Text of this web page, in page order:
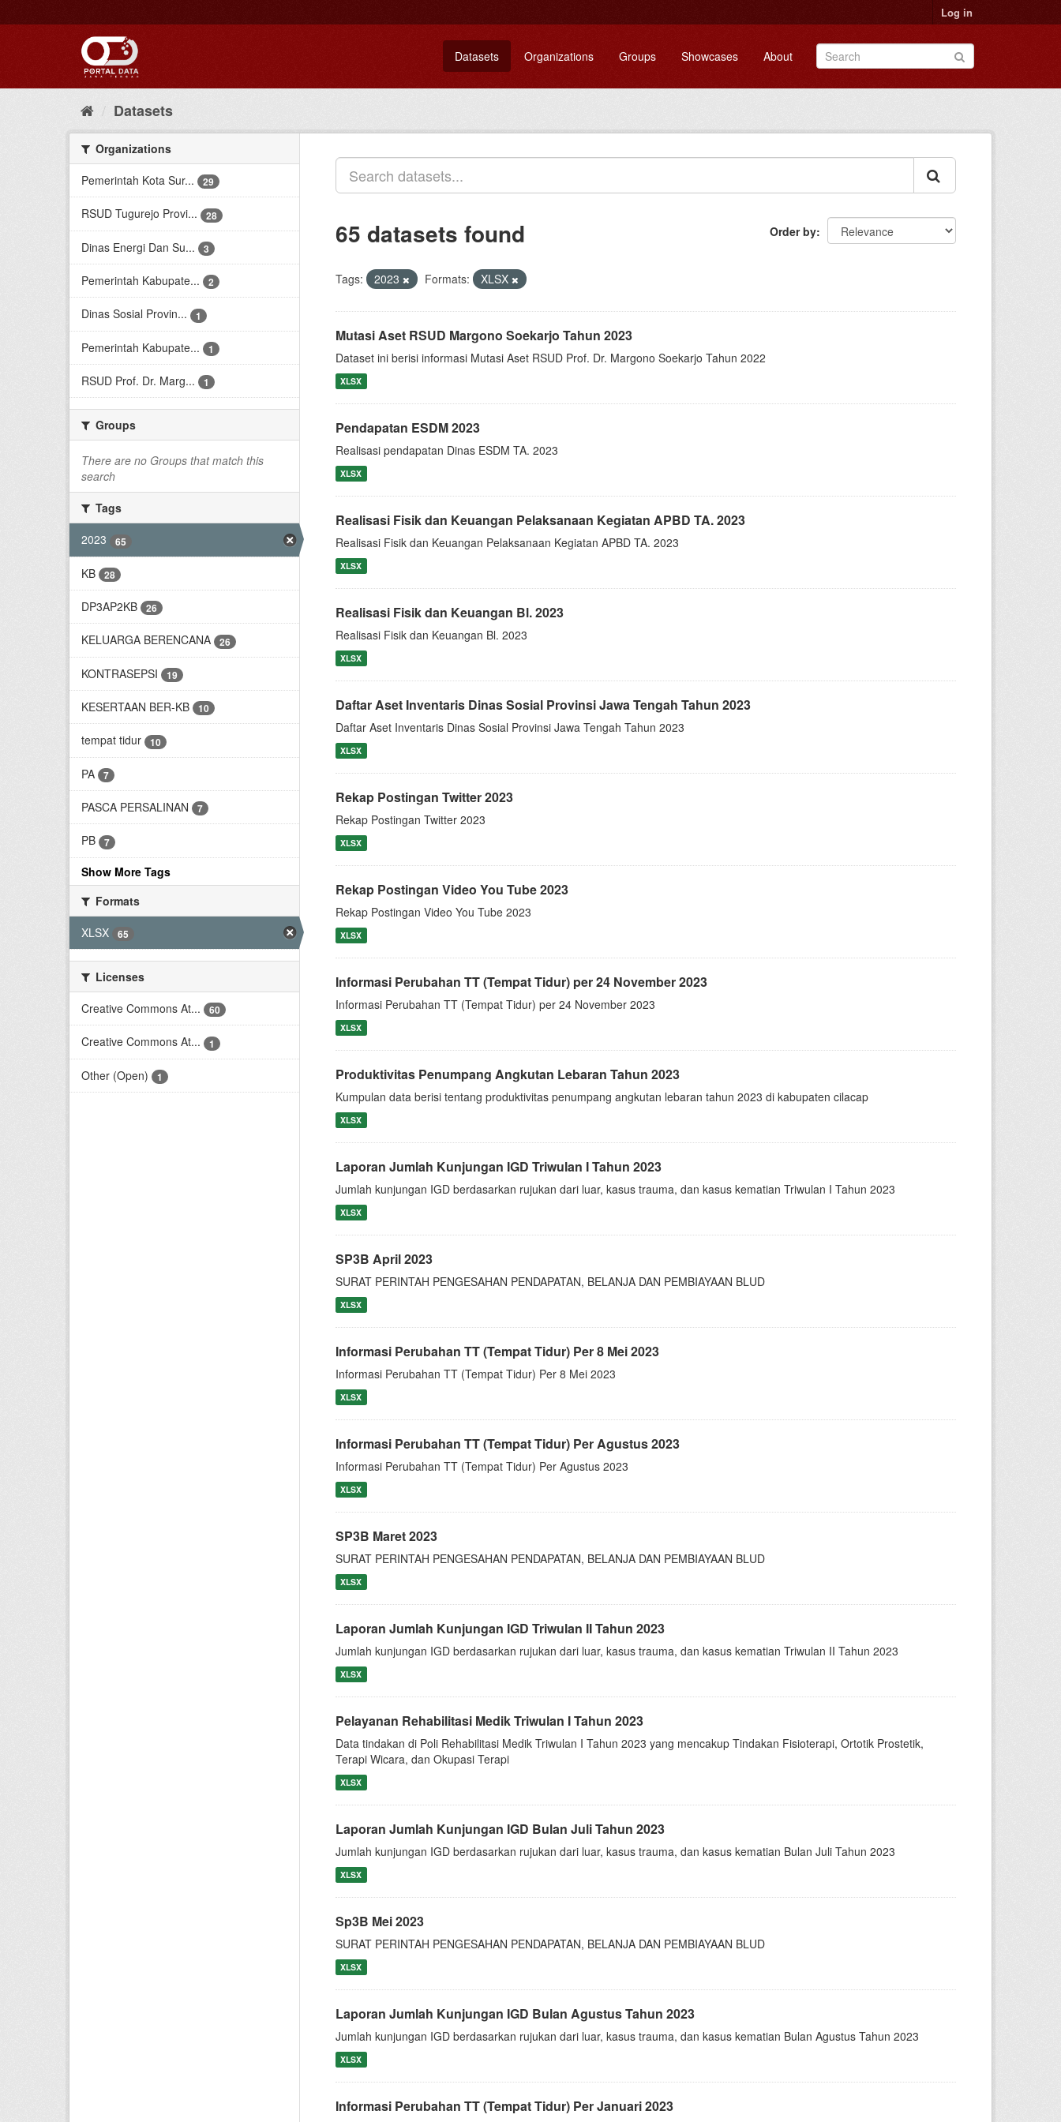
to
Log in
Datasets Organizations Groups Showcases About
Datasets
Organizations
Pemerintah Kota Sur...
29
RSUD Tugurejo Provi... 28
Dinas Energi Dan Su... 3
Pemerintah Kabupate... 2
Dinas Sosial Provin... 1
Pemerintah Kabupate... 1
RSUD Prof. Dr. Marg... 1
Groups
There are no Groups that match this
search
Tags
2023
65
KB 28
DP3AP2KB 26
KELUARGA BERENCANA 26
KONTRASEPSI 19
KESERTAAN BER-KB 10
tempat tidur 10
PA 7
PASCA PERSALINAN 7
PB 7
Show More Tags
Formats
XLSX
65
Licenses
Creative Commons At...
60
Creative Commons At... 1
Other (Open) 1
Order by
65 datasets found
Tags: 2023 Formats: XLSX
Mutasi Aset RSUD Margono Soekarjo Tahun 2023
Dataset ini berisi informasi Mutasi Aset RSUD Prof. Dr. Margono Soekarjo Tahun 2022
XLSX
Pendapatan ESDM 2023
Realisasi pendapatan Dinas ESDM TA. 2023
XLSX
Realisasi Fisik dan Keuangan Pelaksanaan Kegiatan APBD TA. 2023
Realisasi Fisik dan Keuangan Pelaksanaan Kegiatan APBD TA. 2023
XLSX
Realisasi Fisik dan Keuangan Bl. 2023
Realisasi Fisik dan Keuangan Bl. 2023
XLSX
Daftar Aset Inventaris Dinas Sosial Provinsi Jawa Tengah Tahun 2023
Daftar Aset Inventaris Dinas Sosial Provinsi Jawa Tengah Tahun 2023
XLSX
Rekap Postingan Twitter 2023
Rekap Postingan Twitter 2023
XLSX
Rekap Postingan Video You Tube 2023
Rekap Postingan Video You Tube 2023
XLSX
Informasi Perubahan TT (Tempat Tidur) per 24 November 2023
Informasi Perubahan TT (Tempat Tidur) per 24 November 2023
XLSX
Produktivitas Penumpang Angkutan Lebaran Tahun 2023
Kumpulan data berisi tentang produktivitas penumpang angkutan lebaran tahun 2023 di kabupaten cilacap
XLSX
Laporan Jumlah Kunjungan IGD Triwulan I Tahun 2023
Jumlah kunjungan IGD berdasarkan rujukan dari luar, kasus trauma, dan kasus kematian Triwulan I Tahun 2023
XLSX
SP3B April 2023
SURAT PERINTAH PENGESAHAN PENDAPATAN, BELANJA DAN PEMBIAYAAN BLUD
XLSX
Informasi Perubahan TT (Tempat Tidur) Per 8 Mei 2023
Informasi Perubahan TT (Tempat Tidur) Per 8 Mei 2023
XLSX
Informasi Perubahan TT (Tempat Tidur) Per Agustus 2023
Informasi Perubahan TT (Tempat Tidur) Per Agustus 2023
XLSX
SP3B Maret 2023
SURAT PERINTAH PENGESAHAN PENDAPATAN, BELANJA DAN PEMBIAYAAN BLUD
XLSX
Laporan Jumlah Kunjungan IGD Triwulan II Tahun 2023
Jumlah kunjungan IGD berdasarkan rujukan dari luar, kasus trauma, dan kasus kematian Triwulan II Tahun 2023
XLSX
Pelayanan Rehabilitasi Medik Triwulan I Tahun 2023
Data tindakan di Poli Rehabilitasi Medik Triwulan I Tahun 2023 yang mencakup Tindakan Fisioterapi, Ortotik Prostetik,
Terapi Wicara, dan Okupasi Terapi
XLSX
Laporan Jumlah Kunjungan IGD Bulan Juli Tahun 2023
Jumlah kunjungan IGD berdasarkan rujukan dari luar, kasus trauma, dan kasus kematian Bulan Juli Tahun 2023
XLSX
Sp3B Mei 2023
SURAT PERINTAH PENGESAHAN PENDAPATAN, BELANJA DAN PEMBIAYAAN BLUD
XLSX
Laporan Jumlah Kunjungan IGD Bulan Agustus Tahun 2023
Jumlah kunjungan IGD berdasarkan rujukan dari luar, kasus trauma, dan kasus kematian Bulan Agustus Tahun 2023
XLSX
Informasi Perubahan TT (Tempat Tidur) Per Januari 2023